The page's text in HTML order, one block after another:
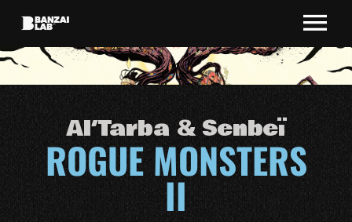
Al’Tarba & Senbeï
ROGUE MONSTERS
II